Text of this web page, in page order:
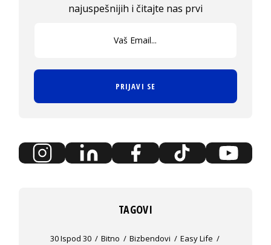
najuspešnijih i čitajte nas prvi
PRIJAVI SE
TAGOVI
30 Ispod 30 Bitno Bizbendovi
Easy Life